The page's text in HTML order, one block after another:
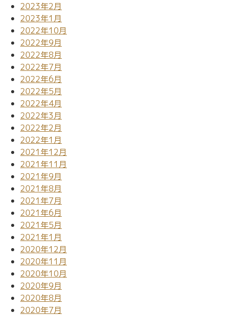
2023年2月
2023年1月
2022年10月
2022年9月
2022年8月
2022年7月
2022年6月
2022年5月
2022年4月
2022年3月
2022年2月
2022年1月
2021年12月
2021年11月
2021年9月
2021年8月
2021年7月
2021年6月
2021年5月
2021年1月
2020年12月
2020年11月
2020年10月
2020年9月
2020年8月
2020年7月